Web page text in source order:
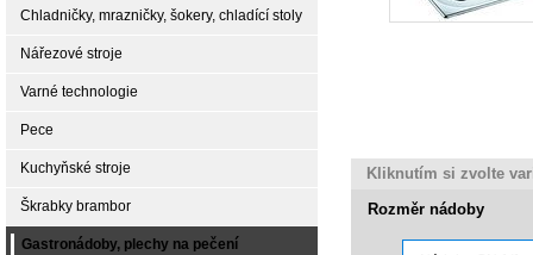
Kliknutím si zvolte
Rozměr nádoby
Chladničky, mrazničky, šokery, chladící stoly
Nářezové stroje
Varné technologie
Pece
Kuchyňské stroje
Škrabky brambor
Gastronádoby, plechy na pečení